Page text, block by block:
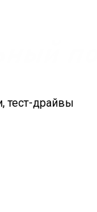
тест-драйвы